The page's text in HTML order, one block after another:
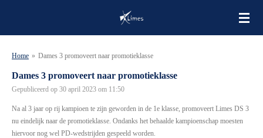
naar
hoofdinhoud
Home » Dames 3 promoveert naar promotieklasse
Dames 3 promoveert naar promotieklasse
Gepubliceerd op 30 april 2023 om 11:50
Na al 3 jaar op rij kampioen te zijn geworden in de 1e klasse, promoveert Limes DS 3
nu eindelijk naar de promotieklasse. Ondanks het behaalde kampioenschap moesten
hiervoor nog wel PD-wedstrijden gespeeld worden.